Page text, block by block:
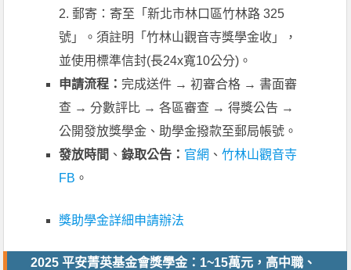
2. 郵寄：寄至「新北市林口區竹林路 325
號」。須註明「竹林山觀音寺獎學金收」，
並使用標準信封(長24x寬10公分)。
申請流程： 完成送件 → 初審合格 → 書面審
查 → 分數評比 → 各區審查 → 得獎公告 →
公開發放獎學金、助學金撥款至郵局帳號。
發放時間 、錄取公告： 官網 、竹林山觀音寺
FB 。
獎助學金詳細申請辦法
2025 平安菁英基金會獎學金：1~15萬元，高中職、